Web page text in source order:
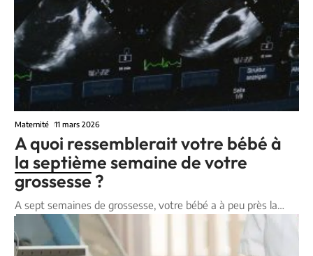
Maternité 11 mars 2026
A quoi ressemblerait votre bébé à
la septième semaine de votre
grossesse ?
A sept semaines de grossesse, votre bébé a à peu près la…